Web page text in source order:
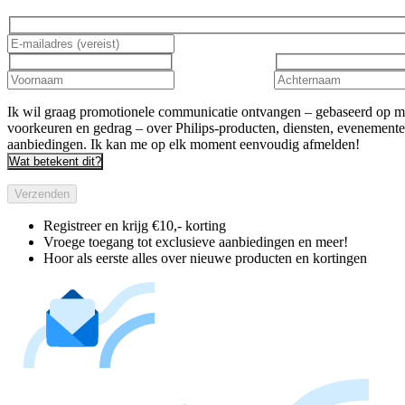
Ik wil graag promotionele communicatie ontvangen – gebaseerd op
voorkeuren en gedrag – over Philips-producten, diensten,
aanbiedingen. Ik kan me op elk moment eenvoudig afmelden!
Wat betekent dit?
Verzenden
Registreer en krijg €10,- korting
Vroege toegang tot exclusieve aanbiedingen en meer!
Hoor als eerste alles over nieuwe producten en kortingen